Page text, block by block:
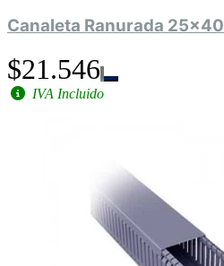
Canaleta Ranurada 25x40
$21.546
IVA Incluido